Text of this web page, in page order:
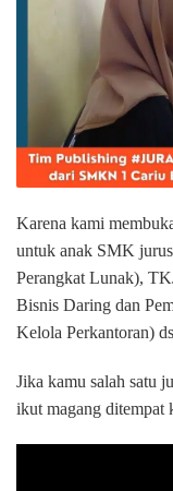
Karena kami
untuk anak SMK
Perangkat Lunak),
Bisnis Daring dan
Kelola Perkantoran)
Jika kamu salah satu
ikut magang ditempat